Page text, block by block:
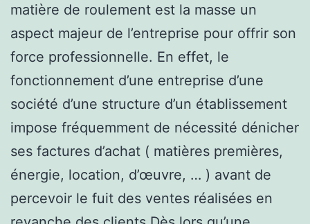
matière de roulement est la masse un
aspect majeur de l’entreprise pour offrir son
force professionnelle. En effet, le
fonctionnement d’une entreprise d’une
société d’une structure d’un établissement
impose fréquemment de nécessité dénicher
ses factures d’achat ( matières premières,
énergie, location, d’œuvre, … ) avant de
percevoir le fuit des ventes réalisées en